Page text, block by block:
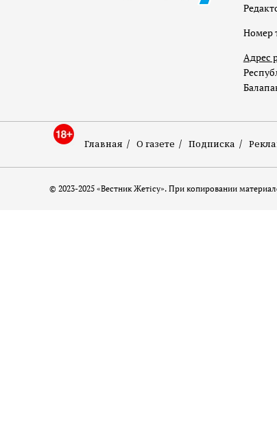
Номер
Адрес
Главная О газете Подписка
© 2023-2025 «Вестник Жетісу». При копировании